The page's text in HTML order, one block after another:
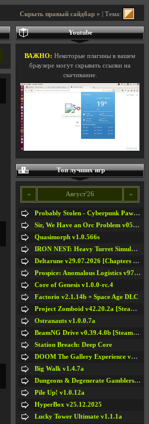
Скрыть правый сайдбар » | Тема:
Youtube
ВАЖНО: Некоторые плагины в вашем
браузере могут скрывать ссылки на
скачивание.
Топ лучших игр
« Август'26 »
Probably Stolen - Cyberpunk Pawnshop Simulator v048c [Playtest]
Sir, We Have an Orc Problem v05.08.2026
Quasimorph v1.0.566s
IRON NEST: Heavy Turret Simulator v1.0a
Deltarune v29.07.2026 [Chapters 1-5] / + RUS [Chapters 1-5]
Prospice: Anomalous Logistics v97 [Playtest]
Core of Genesis v1.0.0-rc.4
Factorio v2.1.14b + Space Age DLC
Project Zomboid v42.20.2a [Steam Early Access]
Ostranauts v1.0.0.7a
BeamNG Drive v0.39.4.0b [Steam Early Access]
Station Breach: Deep Core
DOOM The Gallery Experience v1.4.2
Big Walk v1.4.7a
Dungeons & Degenerate Gamblers v2.0.2a
Pile Up! v1.0.12a
HyperBox v25.12.2025
Lucky Tower Ultimate v1.1.1a